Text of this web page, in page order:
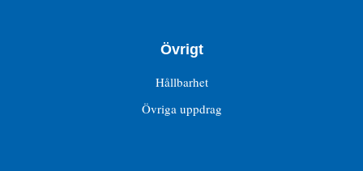
Övrigt
Hållbarhet
Övriga uppdrag